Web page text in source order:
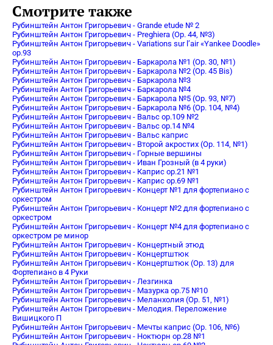
Смотрите также
Рубинштейн Антон Григорьевич - Grande etude № 2
Рубинштейн Антон Григорьевич - Preghiera (Op. 44, №3)
Рубинштейн Антон Григорьевич - Variations sur l’air «Yankee Doodle»
op.93
Рубинштейн Антон Григорьевич - Баркарола №1 (Op. 30, №1)
Рубинштейн Антон Григорьевич - Баркарола №2 (Op. 45 Bis)
Рубинштейн Антон Григорьевич - Баркарола №3
Рубинштейн Антон Григорьевич - Баркарола №4
Рубинштейн Антон Григорьевич - Баркарола №5 (Op. 93, №7)
Рубинштейн Антон Григорьевич - Баркарола №6 (Op. 104, №4)
Рубинштейн Антон Григорьевич - Вальс op.109 №2
Рубинштейн Антон Григорьевич - Вальс op.14 №4
Рубинштейн Антон Григорьевич - Вальс каприс
Рубинштейн Антон Григорьевич - Второй акростих (Op. 114, №1)
Рубинштейн Антон Григорьевич - Горные вершины
Рубинштейн Антон Григорьевич - Иван Грозный (в 4 руки)
Рубинштейн Антон Григорьевич - Каприс op.21 №1
Рубинштейн Антон Григорьевич - Каприс op.69 №1
Рубинштейн Антон Григорьевич - Концерт №1 для фортепиано с
оркестром
Рубинштейн Антон Григорьевич - Концерт №2 для фортепиано с
оркестром
Рубинштейн Антон Григорьевич - Концерт №4 для фортепиано с
оркестром ре минор
Рубинштейн Антон Григорьевич - Концертный этюд
Рубинштейн Антон Григорьевич - Концертштюк
Рубинштейн Антон Григорьевич - Концертштюк (Op. 13) для
Фортепиано в 4 Руки
Рубинштейн Антон Григорьевич - Лезгинка
Рубинштейн Антон Григорьевич - Мазурка op.75 №10
Рубинштейн Антон Григорьевич - Меланхолия (Op. 51, №1)
Рубинштейн Антон Григорьевич - Мелодия. Переложение
Вишицкого П
Рубинштейн Антон Григорьевич - Мечты каприс (Op. 106, №6)
Рубинштейн Антон Григорьевич - Ноктюрн op.28 №1